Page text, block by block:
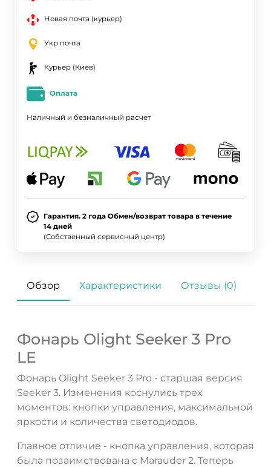
Новая почта (курьер)
Укр почта
Курьер (Киев)
Оплата
Наличный и безналичный расчет
Гарантия. 2 года Обмен/возврат товара в течение
14 дней
(Собственный сервисный центр)
Обзор Характеристики Отзывы (0)
Фонарь Olight Seeker 3 Pro
LE
Фонарь Olight Seeker 3 Pro - старшая версия
Seeker 3. Изменения коснулись трех
моментов: кнопки управления, максимальной
яркости и количества светодиодов.
Главное отличие - кнопка управления, которая
была позаимствована с Marauder 2. Теперь